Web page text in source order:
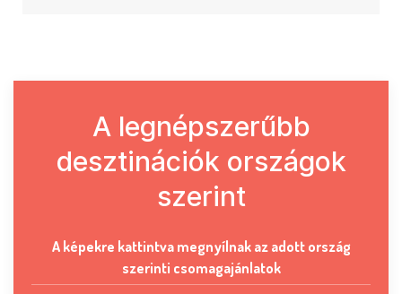
A legnépszerűbb
desztinációk országok
szerint
A képekre kattintva megnyílnak az adott ország
szerinti csomagajánlatok